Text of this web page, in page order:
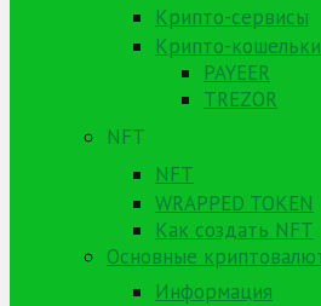
Крипто-сервисы
Крипто-
PAYEER
TREZOR
NFT
NFT
WRAPPED TOKEN
Как создать NFT
Основные
Информация